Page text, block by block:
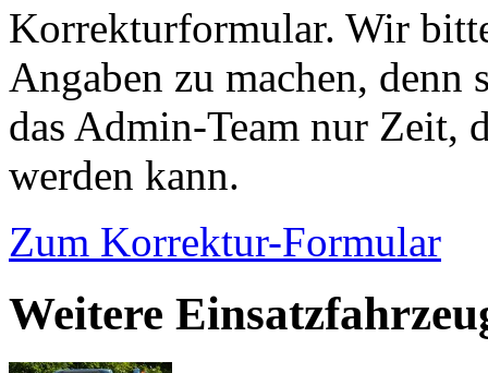
Korrekturformular. Wir
Angaben zu machen,
das Admin-Team nur Zeit,
werden kann.
Zum Korrektur-Formular
Weitere